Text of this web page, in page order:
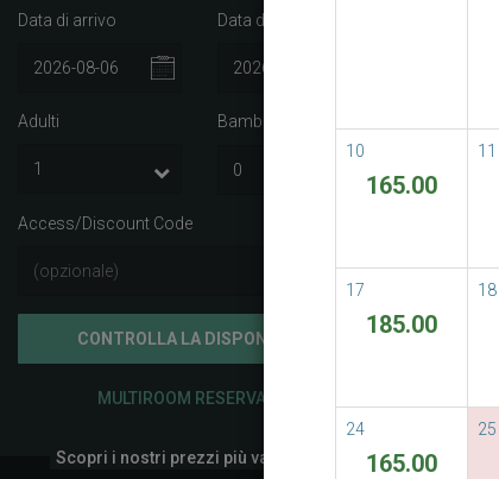
Data di arrivo Data di partenza
Adulti Bambini
Access/Discount Code
CONTROLLA LA DISPONIBILITÀ
MULTIROOM RESERVATION
Scopri i nostri prezzi più vantaggiosi
10
165.00
11
17
185.00
18
24
165.00
25